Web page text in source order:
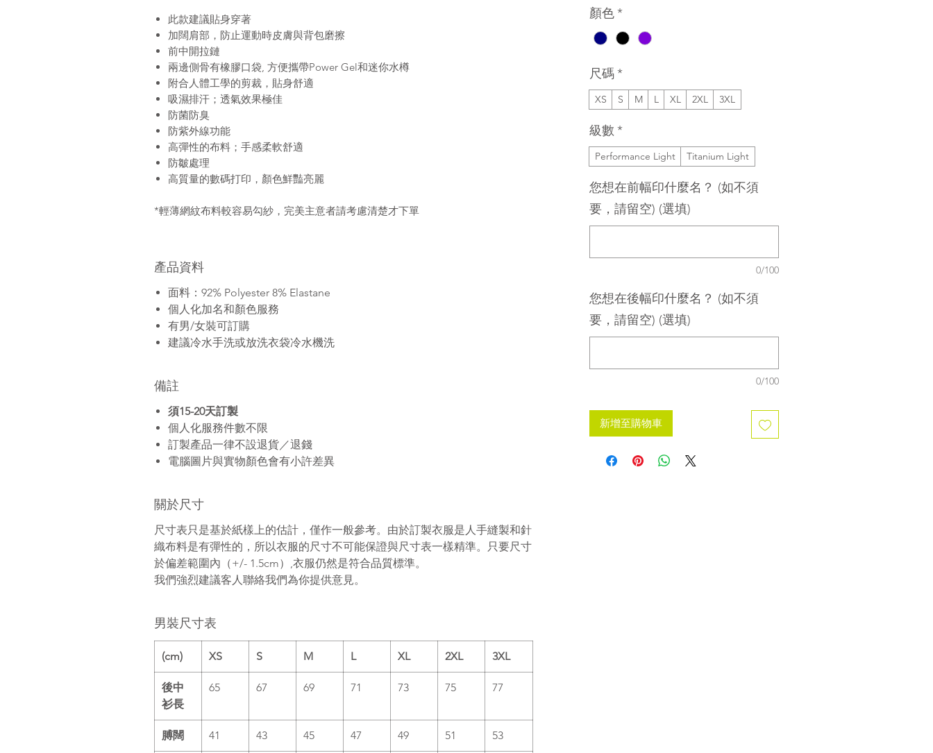
此款建議貼身穿著
加闊肩部，防止運動時皮膚與背包磨擦
前中開拉鏈
兩邊側骨有橡膠口袋, 方便攜帶Power Gel和迷你水樽
附合人體工學的剪裁，貼身舒適
吸濕排汗；透氣效果極佳
防菌防臭
防紫外線功能
高彈性的布料；手感柔軟舒適
防皺處理
高質量的數碼打印，顏色鮮豔亮麗
*輕薄網紋布料較容易勾紗，完美主意者請考慮清楚才下單
產品資料
面料：92% Polyester 8% Elastane
個人化加名和顏色服務
有男/女裝可訂購
建議冷水手洗或放洗衣袋冷水機洗
備註
須15-20天訂製
個人化服務件數不限
訂製產品一律不設退貨／退錢
電腦圖片與實物顏色會有小許差異
關於尺寸
尺寸表只是基於紙樣上的估計，僅作一般參考。由於訂製衣服是人手縫製和針
織布料是有彈性的，所以衣服的尺寸不可能保證與尺寸表一樣精準。
只要尺寸
於偏差範圍內（+/- 1.5cm） ,衣服仍然是符合品質標準。
我們強烈建議客人聯絡我們為你提供意見。
男裝尺寸表
(cm) XS S M L XL 2XL 3XL
後中
衫長
65 67 69 71 73 75 77
膊闊 41 43 45 47 49 51 53
顏色*
尺碼*
XS S M L XL 2XL 3XL
級數 *
Performance Light Titanium Light
您想在前幅印什麼名？ (如不須
要，請留空) (選填)
0/100
您想在後幅印什麼名？ (如不須
要，請留空) (選填)
0/100
新增至購物車